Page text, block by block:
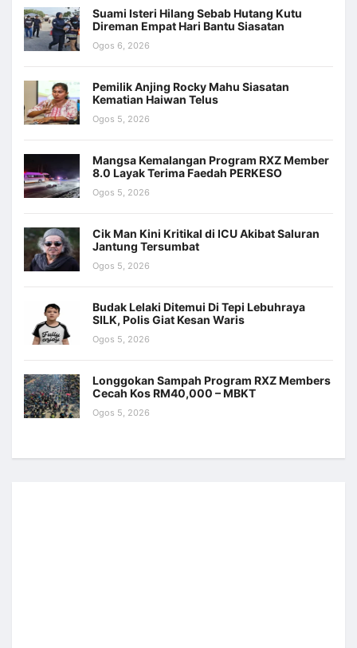
Suami Isteri Hilang Sebab Hutang Kutu
Direman Empat Hari Bantu Siasatan
Ogos 6, 2026
Pemilik Anjing Rocky Mahu Siasatan
Kematian Haiwan Telus
Ogos 5, 2026
Mangsa Kemalangan Program RXZ Member
8.0 Layak Terima Faedah PERKESO
Ogos 5, 2026
Cik Man Kini Kritikal di ICU Akibat Saluran
Jantung Tersumbat
Ogos 5, 2026
Budak Lelaki Ditemui Di Tepi Lebuhraya
SILK, Polis Giat Kesan Waris
Ogos 5, 2026
Longgokan Sampah Program RXZ Members
Cecah Kos RM40,000 – MBKT
Ogos 5, 2026